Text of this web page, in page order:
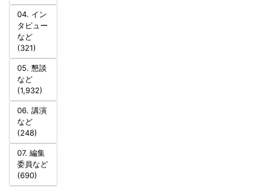
04. イン
タビュー
など
(321)
05. 懇談
など
(1,932)
06. 講演
など
(248)
07. 編集
委員など
(690)